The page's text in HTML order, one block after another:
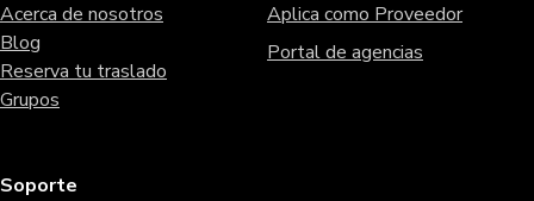
Acerca de nosotros
Blog
Reserva tu traslado
Grupos
Aplica como Proveedor
Portal de agencias
Soporte